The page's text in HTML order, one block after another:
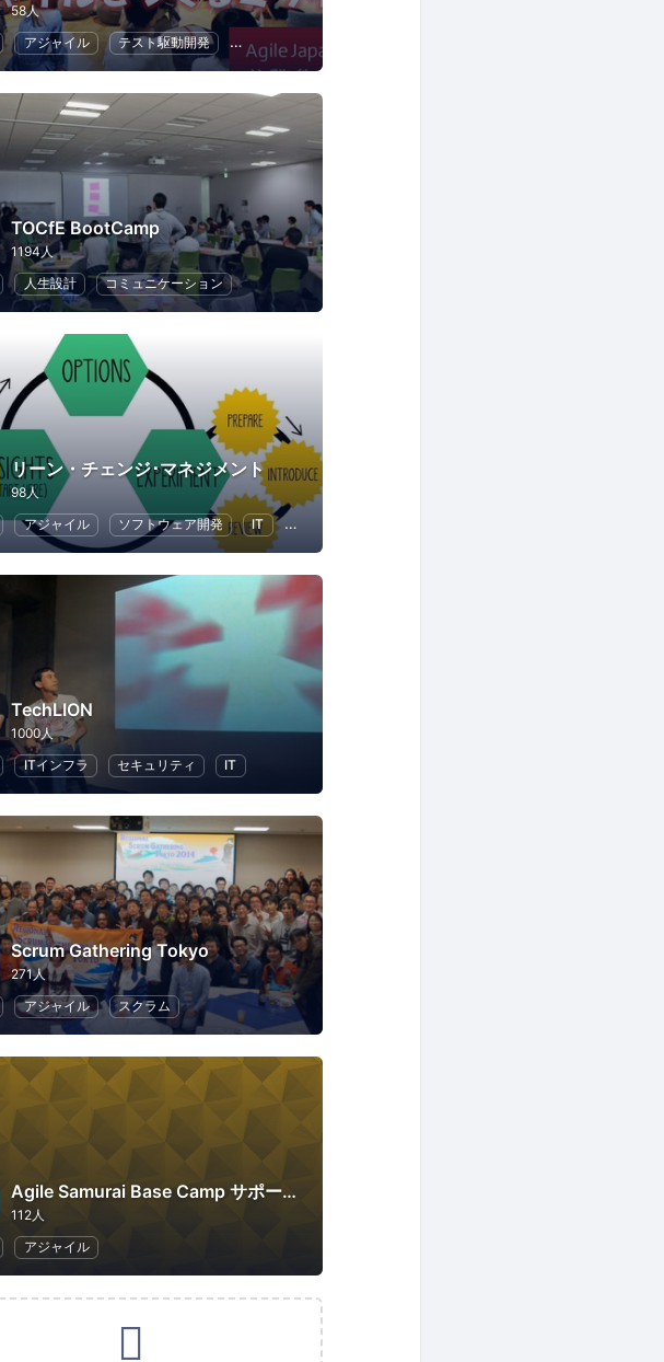
58人
アジャイル テスト駆動開発 ソフトウェア開発
TOCfE BootCamp
1194人
人生設計 コミュニケーション
リーン・チェンジ･マネジメント
98人
アジャイル ソフトウェア開発 IT ビジネス戦略
TechLION
1000人
ITインフラ セキュリティ IT
Scrum Gathering Tokyo
271人
アジャイル スクラム
Agile Samurai Base Camp サポーターズ
112人
アジャイル